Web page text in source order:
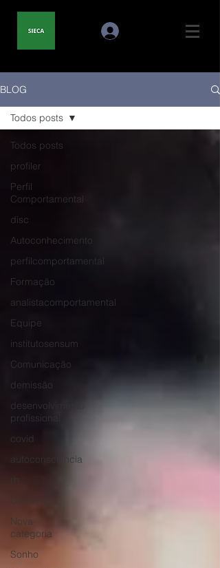
BLOG
Todos posts
profiler
Perfil
Comportamental
disc
Autoconhecimento
perfilcomportamental
Formação
analistacomportamental
Equipe
institutosensum
Comunicação
demissão
desenvolvimento
profissional
covid
autoconsciência
Carreira
Nova
categoria
Sonho
Todos posts